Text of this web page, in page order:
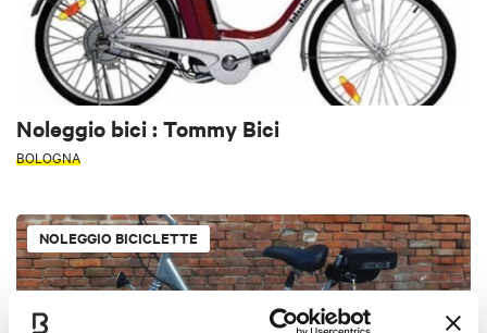
Noleggio bici : Tommy Bici
BOLOGNA
NOLEGGIO BICICLETTE